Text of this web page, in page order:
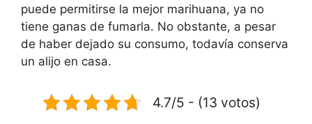
puede permitirse la mejor marihuana, ya no
tiene ganas de fumarla. No obstante, a pesar
de haber dejado su consumo, todavía conserva
un alijo en casa.
4.7/5 - (13 votos)